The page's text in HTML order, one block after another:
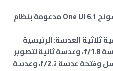
يستخدم الهاتف واجهة سامسونج One UI 6.1 مدعومة بنظام
ثلاثية العدسة: الرئيسية
بدقة 50 ميجابيكسل فتحة عدسة f/1.8، وعدسة ثانية لتصوير
الفائق العرض بدقة 8 ميجابكسل وفتحة عدسة f/2.2، وعدسة